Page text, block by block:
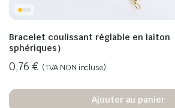
Bracelet coulissant réglable en laiton
sphériques）
0,76 € (TVA NON incluse)
Ajouter au panier